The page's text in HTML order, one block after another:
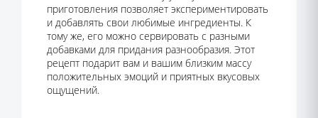
приготовления позволяет экспериментировать
и добавлять свои любимые ингредиенты. К
тому же, его можно сервировать с разными
добавками для придания разнообразия. Этот
рецепт подарит вам и вашим близким массу
положительных эмоций и приятных вкусовых
ощущений.